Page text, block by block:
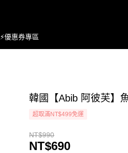
⚡優惠券專區
韓國【Abib 阿彼芙】
超取滿NT$499免運
NT$990
NT$690